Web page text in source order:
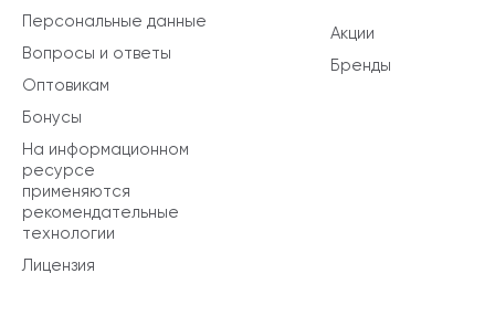
Акции
Бренды
Персональные данные
Вопросы и ответы
Оптовикам
Бонусы
На информационном
ресурсе
применяются
рекомендательные
технологии
Лицензия